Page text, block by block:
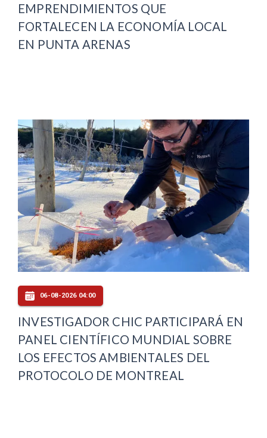
EMPRENDIMIENTOS QUE
FORTALECEN LA ECONOMÍA LOCAL
EN PUNTA ARENAS
06-08-2026 04:00
INVESTIGADOR CHIC PARTICIPARÁ EN
PANEL CIENTÍFICO MUNDIAL SOBRE
LOS EFECTOS AMBIENTALES DEL
PROTOCOLO DE MONTREAL